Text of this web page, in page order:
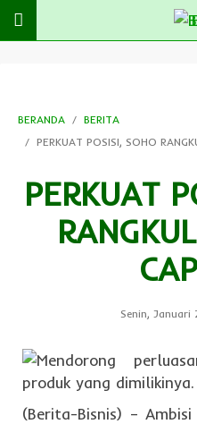
BERANDA
BERITA
PERKUAT POSISI, SOHO
PERKUAT
Senin, Januari
(Berita-Bisnis) –